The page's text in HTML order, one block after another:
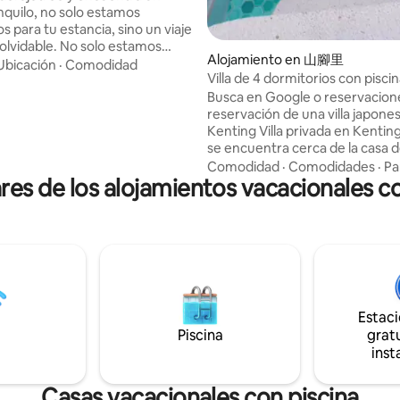
exclusivas
no solo estamos
para tu estancia, sino un viaje
No solo estamos
para tu estancia, sino un viaje
acumula todas las
de agua o simplemente
en silencio en el agua, la
juegos es una gran opción para
lo que hace que la
libre bien planificado con
· Comodidad Alojamiento en 山腳里
Villa de 4 dormitorios con
ascensor en Kenting (5
familia de A Jia, la asociación de
agricultores, la antigua calle
barbacoa, karaoke, mahjong,
Busca en Google o
reservación de una villa
Kenting Villa privada en
se encuentra cerca de la casa
el área de la ciudad de
Open Fourth Floor Trans Sky
Villa, Proporciona cuatro
mahjong, piscina de juegos,
cocina de alta gama, equipo de
con un espacio relajante para
e instalaciones de
casa privada que los adultos y
adoran, también hay una
de familia, Hengchun Old
Comodidad · Comodidades ·
de los alojamientos vacacionales
Piscina